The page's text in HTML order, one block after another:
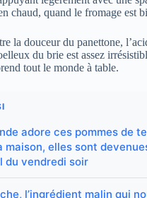
chaud, quand le fromage est
la douceur du panettone,
du brie est assez
tout le monde à table.
adore ces pommes de
maison, elles sont
du vendredi soir
l’ingrédient malin qui